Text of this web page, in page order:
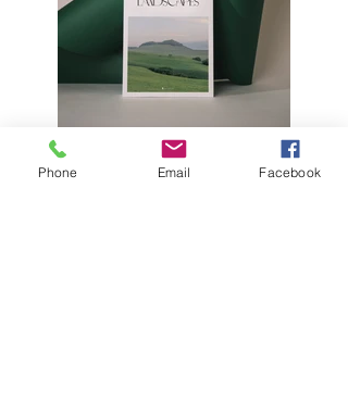
Phone Email Facebook